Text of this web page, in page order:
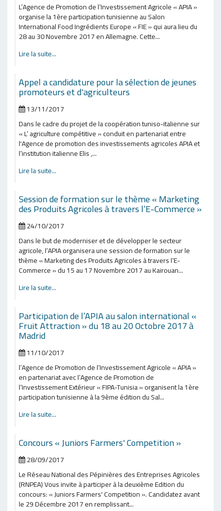
L’Agence de Promotion de l’Investissement Agricole « APIA »
organise la 1ère participation tunisienne au Salon
International Food Ingrédients Europe « FIE » qui aura lieu du
28 au 30 Novembre 2017 en Allemagne. Cette...
Lire la suite...
Appel a candidature pour la sélection de jeunes
promoteurs et d'agriculteurs
13/11/2017
Dans le cadre du projet de la coopération tuniso-italienne sur
« L’ agriculture compétitive » conduit en partenariat entre
l'Agence de promotion des investissements agricoles APIA et
l’institution italienne Elis ,...
Lire la suite...
Session de formation sur le thème « Marketing
des Produits Agricoles à travers l’E-Commerce »
24/10/2017
Dans le but de moderniser et de développer le secteur
agricole, l’APIA organisera une session de formation sur le
thème « Marketing des Produits Agricoles à travers l’E-
Commerce » du 15 au 17 Novembre 2017 au Kairouan...
Lire la suite...
Participation de l’APIA au salon international «
Fruit Attraction » du 18 au 20 Octobre 2017 à
Madrid
11/10/2017
l’Agence de Promotion de l’Investissement Agricole « APIA »
en partenariat avec l’Agence de Promotion de
l’Investissement Extérieur « FIPA-Tunisia » organisent la 1ère
participation tunisienne à la 9ème édition du Sal...
Lire la suite...
Concours « Juniors Farmers' Competition »
28/09/2017
Le Réseau National des Pépinières des Entreprises Agricoles
(RNPEA) Vous invite à participer à la deuxième Edition du
concours: « Juniors Farmers' Competition ». Candidatez avant
le 29 Décembre 2017 en remplissant...